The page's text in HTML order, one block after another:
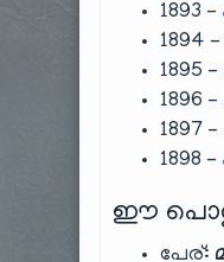
1893 –
1894 –
1895 –
1896 –
1897 –
1898 –
ഈ
പേര്: